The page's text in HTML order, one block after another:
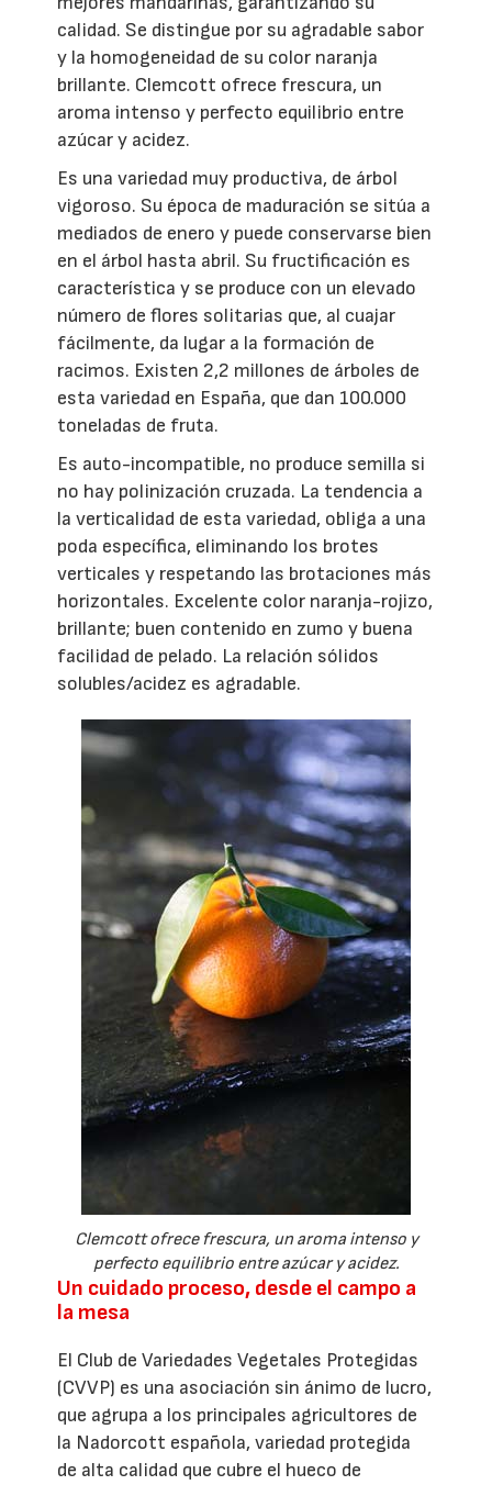
calidad. Se distingue por su agradable sabor
y la homogeneidad de su color naranja
brillante. Clemcott ofrece frescura, un
aroma intenso y perfecto equilibrio entre
azúcar y acidez.
Es una variedad muy productiva, de árbol
vigoroso. Su época de maduración se sitúa a
mediados de enero y puede conservarse bien
en el árbol hasta abril. Su fructificación es
característica y se produce con un elevado
número de flores solitarias que, al cuajar
fácilmente, da lugar a la formación de
racimos. Existen 2,2 millones de árboles de
esta variedad en España, que dan 100.000
toneladas de fruta.
Es auto-incompatible, no produce semilla si
no hay polinización cruzada. La tendencia a
la verticalidad de esta variedad, obliga a una
poda específica, eliminando los brotes
verticales y respetando las brotaciones más
horizontales. Excelente color naranja-rojizo,
brillante; buen contenido en zumo y buena
facilidad de pelado. La relación sólidos
solubles/acidez es agradable.
Clemcott ofrece frescura, un aroma intenso y
perfecto equilibrio entre azúcar y acidez.
Un cuidado proceso, desde el campo a
la mesa
El Club de Variedades Vegetales Protegidas
(CVVP) es una asociación sin ánimo de lucro,
que agrupa a los principales agricultores de
la Nadorcott española, variedad protegida
de alta calidad que cubre el hueco de